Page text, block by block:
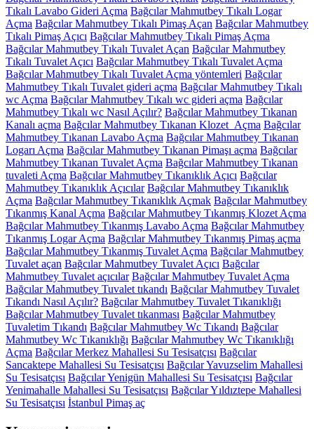
Tıkalı Lavabo Gideri Açma Bağcılar Mahmutbey Tıkalı Logar
Açma Bağcılar Mahmutbey Tıkalı Pimaş Açan Bağcılar Mahmutbey
Tıkalı Pimaş Açıcı Bağcılar Mahmutbey Tıkalı Pimaş Açma
Bağcılar Mahmutbey Tıkalı Tuvalet Açan Bağcılar Mahmutbey
Tıkalı Tuvalet Açıcı Bağcılar Mahmutbey Tıkalı Tuvalet Açma
Bağcılar Mahmutbey Tıkalı Tuvalet Açma yöntemleri Bağcılar
Mahmutbey Tıkalı Tuvalet gideri açma Bağcılar Mahmutbey Tıkalı
wc Açma Bağcılar Mahmutbey Tıkalı wc gideri açma Bağcılar
Mahmutbey Tıkalı wc Nasıl Açılır? Bağcılar Mahmutbey Tıkanan
Kanalı açma Bağcılar Mahmutbey Tıkanan Klozet Açma Bağcılar
Mahmutbey Tıkanan Lavabo Açma Bağcılar Mahmutbey Tıkanan
Logarı Açma Bağcılar Mahmutbey Tıkanan Pimaşı açma Bağcılar
Mahmutbey Tıkanan Tuvalet Açma Bağcılar Mahmutbey Tıkanan
tuvaleti Açma Bağcılar Mahmutbey Tıkanıklık Açıcı Bağcılar
Mahmutbey Tıkanıklık Açıcılar Bağcılar Mahmutbey Tıkanıklık
Açma Bağcılar Mahmutbey Tıkanıklık Açmak Bağcılar Mahmutbey
Tıkanmış Kanal Açma Bağcılar Mahmutbey Tıkanmış Klozet Açma
Bağcılar Mahmutbey Tıkanmış Lavabo Açma Bağcılar Mahmutbey
Tıkanmış Logar Açma Bağcılar Mahmutbey Tıkanmış Pimaş açma
Bağcılar Mahmutbey Tıkanmış Tuvalet Açma Bağcılar Mahmutbey
Tuvalet açan Bağcılar Mahmutbey Tuvalet Açıcı Bağcılar
Mahmutbey Tuvalet açıcılar Bağcılar Mahmutbey Tuvalet Açma
Bağcılar Mahmutbey Tuvalet tıkandı Bağcılar Mahmutbey Tuvalet
Tıkandı Nasıl Açılır? Bağcılar Mahmutbey Tuvalet Tıkanıklığı
Bağcılar Mahmutbey Tuvalet tıkanması Bağcılar Mahmutbey
Tuvaletim Tıkandı Bağcılar Mahmutbey Wc Tıkandı Bağcılar
Mahmutbey Wc Tıkanıklığı Bağcılar Mahmutbey Wc Tıkanıklığı
Açma Bağcılar Merkez Mahallesi Su Tesisatçısı Bağcılar
Sancaktepe Mahallesi Su Tesisatçısı Bağcılar Yavuzselim Mahallesi
Su Tesisatçısı Bağcılar Yenigün Mahallesi Su Tesisatçısı Bağcılar
Yenimahalle Mahallesi Su Tesisatçısı Bağcılar Yıldıztepe Mahallesi
Su Tesisatçısı İstanbul Pimaş aç